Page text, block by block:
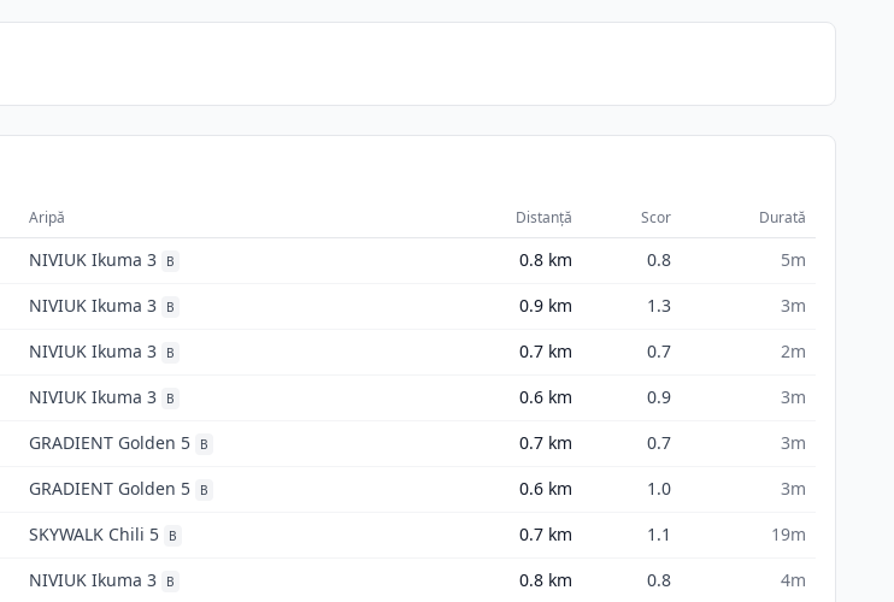
Aripă Distanță Scor Durată
NIVIUK Ikuma 3 B 0.8 km 0.8
5m
NIVIUK Ikuma 3 B 0.9 km 1.3
3m
NIVIUK Ikuma 3 B 0.7 km 0.7
2m
NIVIUK Ikuma 3 B 0.6 km 0.9
3m
GRADIENT Golden 5 B 0.7 km 0.7
3m
GRADIENT Golden 5 B 0.6 km 1.0
3m
SKYWALK Chili 5 B 0.7 km 1.1
19m
NIVIUK Ikuma 3 B 0.8 km 0.8 4m